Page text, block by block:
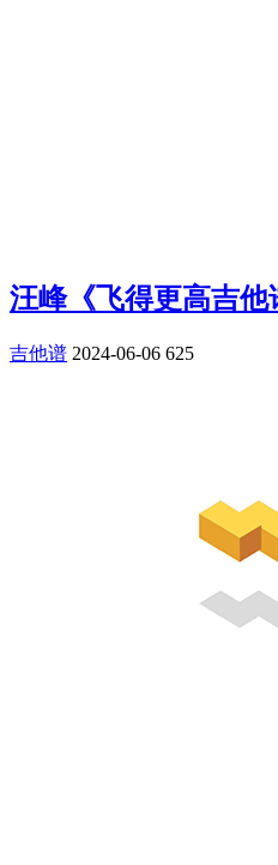
汪峰《飞得更高吉
吉他谱 2024-06-06 625